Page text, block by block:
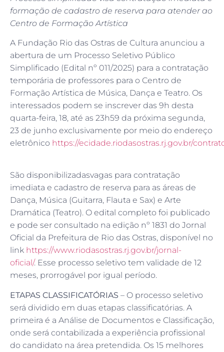
formação de cadastro de reserva para atender ao
Centro de Formação Artística
A Fundação Rio das Ostras de Cultura anunciou a
abertura de um Processo Seletivo Público
Simplificado (Edital nº 011/2025) para a contratação
temporária de professores para o Centro de
Formação Artística de Música, Dança e Teatro. Os
interessados podem se inscrever das 9h desta
quarta-feira, 18, até as 23h59 da próxima segunda,
23 de junho exclusivamente por meio do endereço
eletrônico https://ecidade.riodasostras.rj.gov.br/
São disponibilizadasvagas para contratação
imediata e cadastro de reserva para as áreas de
Dança, Música (Guitarra, Flauta e Sax) e Arte
Dramática (Teatro). O edital completo foi publicado
e pode ser consultado na edição nº 1831 do Jornal
Oficial da Prefeitura de Rio das Ostras, disponível no
link https://www.riodasostras.rj.gov.br/jornal-
oficial/. Esse processo seletivo tem validade de 12
meses, prorrogável por igual período.
ETAPAS CLASSIFICATÓRIAS – O processo seletivo
será dividido em duas etapas classificatórias. A
primeira é a Análise de Documentos e Classificação,
onde será contabilizada a experiência profissional
do candidato na área pretendida. Os 15 melhores